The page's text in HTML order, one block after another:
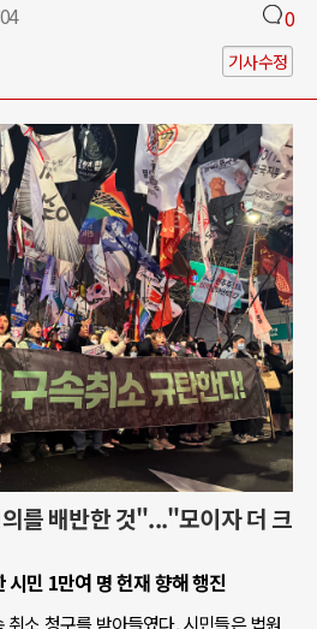
0
기사수정
를 배반한 것"..."모이자 더 크
민 1만여 명 헌재 향해 행진
소 청구를 받아들였다. 시민들은 법원